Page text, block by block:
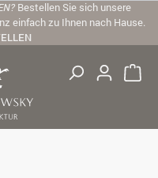
Bestellen Sie sich unsere
einfach zu Ihnen nach Hause.